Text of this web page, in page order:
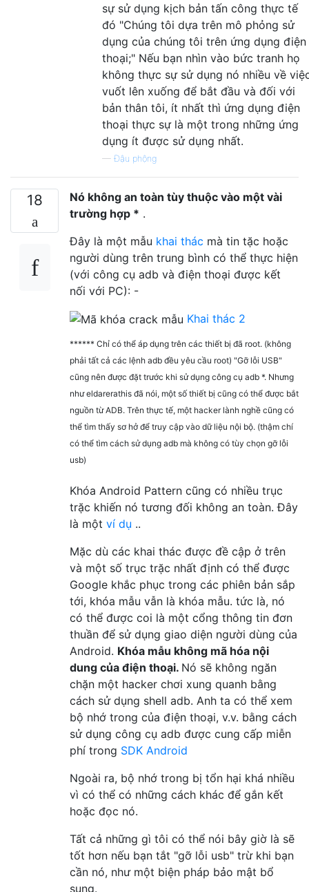
sự sử dụng kịch bản tấn công thực tế
đó "Chúng tôi dựa trên mô phỏng sử
dụng của chúng tôi trên ứng dụng điện
thoại;" Nếu bạn nhìn vào bức tranh họ
không thực sự sử dụng nó nhiều về
vuốt lên xuống để bắt đầu và đối với
bản thân tôi, ít nhất thì ứng dụng điện
thoại thực sự là một trong những ứng
dụng ít được sử dụng nhất.
— Đậu phộng
18
Nó không an toàn tùy thuộc vào một vài
trường hợp * .
Đây là một mẫu khai thác mà tin tặc hoặc
người dùng trên trung bình có thể thực hiện
(với công cụ adb và điện thoại được kết
nối với PC): -
Khai thác 2
****** Chỉ có thể áp dụng trên các thiết bị đã root. (không
phải tất cả các lệnh adb đều yêu cầu root) "Gỡ lỗi USB"
cũng nên được đặt trước khi sử dụng công cụ adb *. Nhưng
như eldarerathis đã nói, một số thiết bị cũng có thể được bắt
nguồn từ ADB. Trên thực tế, một hacker lành nghề cũng có
thể tìm thấy sơ hở để truy cập vào dữ liệu nội bộ. (thậm chí
có thể tìm cách sử dụng adb mà không có tùy chọn gỡ lỗi
usb)
Khóa Android Pattern cũng có nhiều trục
trặc khiến nó tương đối không an toàn. Đây
là một ví dụ ..
Mặc dù các khai thác được đề cập ở trên
và một số trục trặc nhất định có thể được
Google khắc phục trong các phiên bản sắp
tới, khóa mẫu vẫn là khóa mẫu. tức là, nó
có thể được coi là một cổng thông tin đơn
thuần để sử dụng giao diện người dùng của
Android. Khóa mẫu không mã hóa nội
dung của điện thoại. Nó sẽ không ngăn
chặn một hacker chơi xung quanh bằng
cách sử dụng shell adb. Anh ta có thể xem
bộ nhớ trong của điện thoại, v.v. bằng cách
sử dụng công cụ adb được cung cấp miễn
phí trong SDK Android
Ngoài ra, bộ nhớ trong bị tổn hại khá nhiều
vì có thể có những cách khác để gắn kết
hoặc đọc nó.
Tất cả những gì tôi có thể nói bây giờ là sẽ
tốt hơn nếu bạn tắt "gỡ lỗi usb" trừ khi bạn
cần nó, như một biện pháp bảo mật bổ
sung.